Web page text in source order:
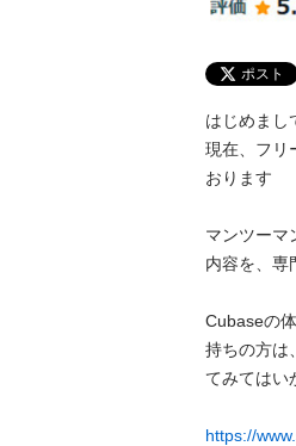
ポスト
はじめまし
現在、フリ
おります
マンツーマ
内容を、専
Cubaseの
持ちの方は
てみてはい
https://